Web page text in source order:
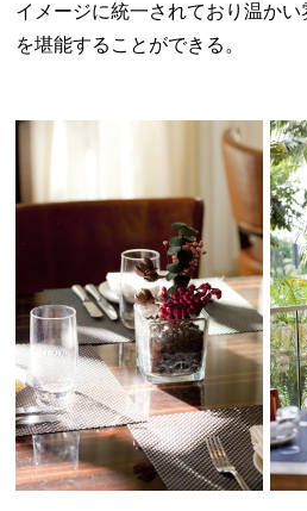
イメージに統一されており温か
を堪能することができる。